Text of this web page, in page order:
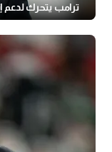
ترامب يتحرك لدعم